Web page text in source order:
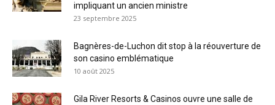
impliquant un ancien ministre
23 septembre 2025
Bagnères-de-Luchon dit stop à la réouverture de
son casino emblématique
10 août 2025
Gila River Resorts & Casinos ouvre une salle de